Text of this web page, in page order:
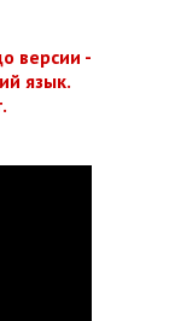
версии -
язык.